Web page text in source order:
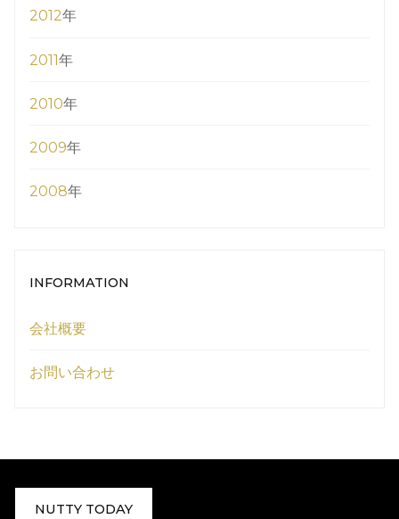
2012年
2011年
2010年
2009年
2008年
INFORMATION
会社概要
お問い合わせ
NUTTY TODAY